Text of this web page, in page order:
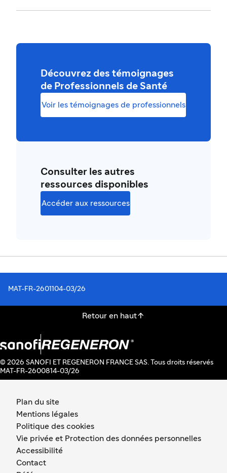
Découvrez des témoignages
de Professionnels de Santé
Voir les témoignages de professionnels
Consulter les autres
ressources disponibles
Accéder aux ressources
MAT-FR-2601104-03/26
Retour en haut
© 2026 SANOFI ET REGENERON FRANCE SAS. Tous droits réservés
MAT-FR-2600814-03/26
Plan du site
Mentions légales
Politique des cookies
Vie privée et Protection des données personnelles
Accessibilité
Contact